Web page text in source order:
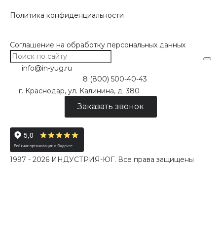
Политика конфиденциальности
Соглашение на обработку персональных данных
info@in-yug.ru
8 (800) 500-40-43
г. Краснодар, ул. Калинина, д. 380
Заказать звонок
1997 - 2026 ИНДУСТРИЯ-ЮГ. Все права защищены